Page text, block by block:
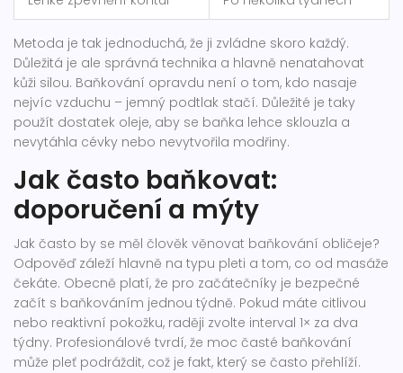
Metoda je tak jednoduchá, že ji zvládne skoro každý.
Důležitá je ale správná technika a hlavně nenatahovat
kůži silou. Baňkování opravdu není o tom, kdo nasaje
nejvíc vzduchu – jemný podtlak stačí. Důležité je taky
použít dostatek oleje, aby se baňka lehce sklouzla a
nevytáhla cévky nebo nevytvořila modřiny.
Jak často baňkovat:
doporučení a mýty
Jak často by se měl člověk věnovat baňkování obličeje?
Odpověď záleží hlavně na typu pleti a tom, co od masáže
čekáte. Obecně platí, že pro začátečníky je bezpečné
začít s baňkováním jednou týdně. Pokud máte citlivou
nebo reaktivní pokožku, raději zvolte interval 1× za dva
týdny. Profesionálové tvrdí, že moc časté baňkování
může pleť podráždit, což je fakt, který se často přehlíží.